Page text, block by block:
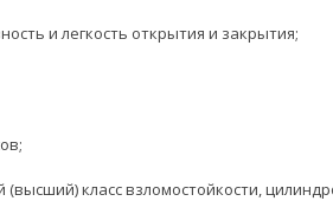
и легкость открытия и закрытия;
класс взломостойкости,